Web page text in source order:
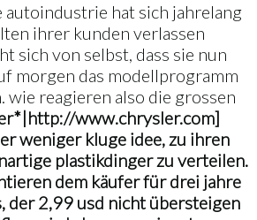
autoindustrie hat sich jahrelang
ihrer kunden verlassen
sich von selbst, dass sie nun
morgen das modellprogramm
wie reagieren also die grossen
www.chrysler.com]
weniger kluge idee, zu ihren
plastikdinger zu verteilen.
dem käufer für drei jahre
der 2,99 usd nicht übersteigen